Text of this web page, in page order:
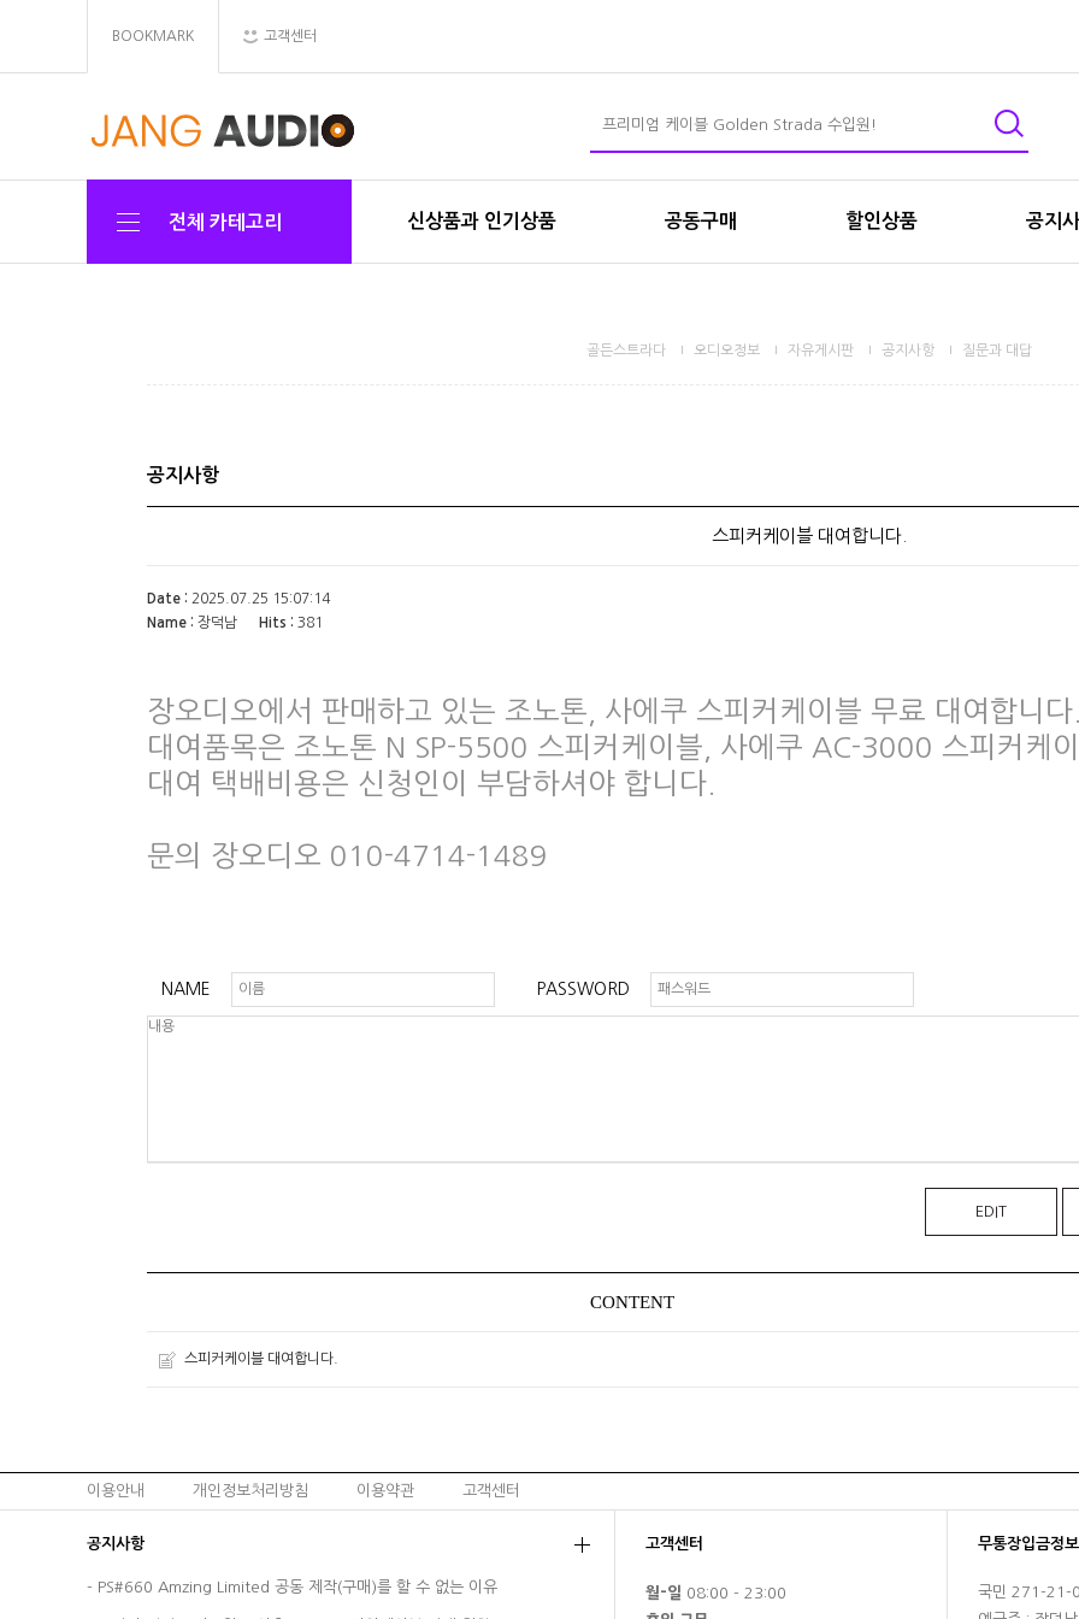
BOOKMARK 고객센터
전체 카테고리 신상품과 인기상품 공동구매 할인상품 공지
골든스트라다 오디오정보 자유게시판 공지사항 질문과 대답
공지사항
스피커케이블 대여합니다.
Date : 2025.07.25 15:07:14
Name : 장덕남 Hits : 381
장오디오에서 판매하고 있는 조노톤, 사에쿠 스피커케이블 무료 대여합니다.
대여품목은 조노톤 N SP-5500 스피커케이블, 사에쿠 AC-3000 스피커케
대여 택배비용은 신청인이 부담하셔야 합니다.
문의 장오디오 010-4714-1489
NAME PASSWORD
EDIT
CONTENT
스피커케이블 대여합니다.
이용안내 개인정보처리방침 이용약관 고객센터
공지사항
- PS#660 Amzing Limited 공동 제작(구매)를 할 수 없는 이유
고객센터
월-일 08:00 - 23:00
무통장입금정보
국민 271-21-